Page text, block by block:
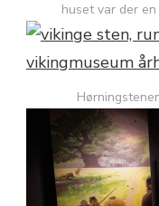
huset var der